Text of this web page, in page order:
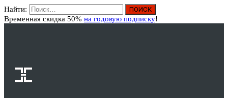
Найти:
Временная скидка 50% на годовую подписку!